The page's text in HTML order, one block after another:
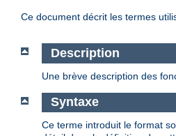
Ce document décrit les termes
Description
Une brève description des
Syntaxe
Ce terme introduit le format